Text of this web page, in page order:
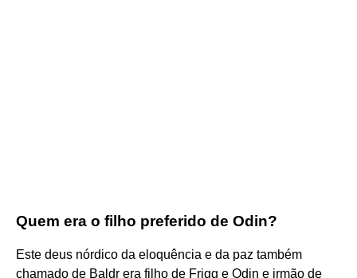
Quem era o filho preferido de Odin?
Este deus nórdico da eloquência e da paz também
chamado de Baldr era filho de Frigg e Odin e irmão de